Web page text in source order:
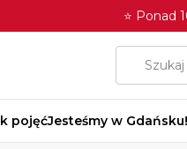
⭐ Ponad
pojęćJesteśmy w Gdańsku!